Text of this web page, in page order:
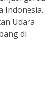
Indonesia.
Udara
di